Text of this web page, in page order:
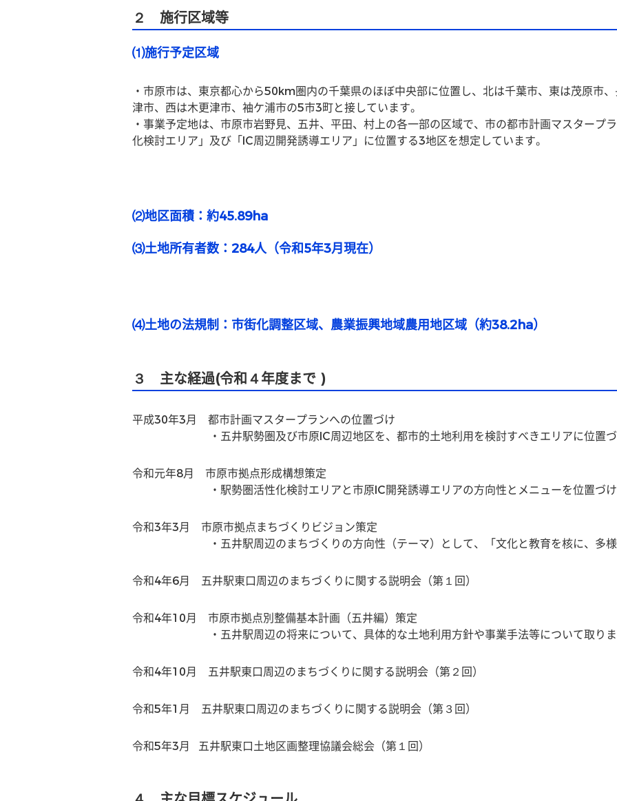
２ 施行区域等
⑴施行予定区域
・市原市は、東京都心から50km圏内の千葉県のほぼ中央部に位置し、北は千葉市、東は茂原市
津市、西は木更津市、袖ケ浦市の5市3町と接しています。
・事業予定地は、市原市岩野見、五井、平田、村上の各一部の区域で、市の都市計画マスタープ
化検討エリア」及び「IC周辺開発誘導エリア」に位置する3地区を想定しています。
⑵地区面積：約45.89ha
⑶土地所有者数：284人（令和5年3月現在）
⑷土地の法規制：市街化調整区域、農業振興地域農用地区域（約38.2ha）
３ 主な経過(令和４年度まで )
平成30年3月　都市計画マスタープランへの位置づけ
・五井駅勢圏及び市原IC周辺地区を、都市的土地利用を検討すべきエリアに位置
令和元年8月　市原市拠点形成構想策定
・駅勢圏活性化検討エリアと市原IC開発誘導エリアの方向性とメニューを
令和3年3月　市原市拠点まちづくりビジョン策定
・五井駅周辺のまちづくりの方向性（テーマ）として、「文化と教育を核に、多様な
令和4年6月　五井駅東口周辺のまちづくりに関する説明会（第１回）
令和4年10月　市原市拠点別整備基本計画（五井編）策定
・五井駅周辺の将来について、具体的な土地利用方針や事業手法等につ
令和4年10月　五井駅東口周辺のまちづくりに関する説明会（第２回）
令和5年1月　五井駅東口周辺のまちづくりに関する説明会（第３回）
令和5年3月   五井駅東口土地区画整理協議会総会（第１回）